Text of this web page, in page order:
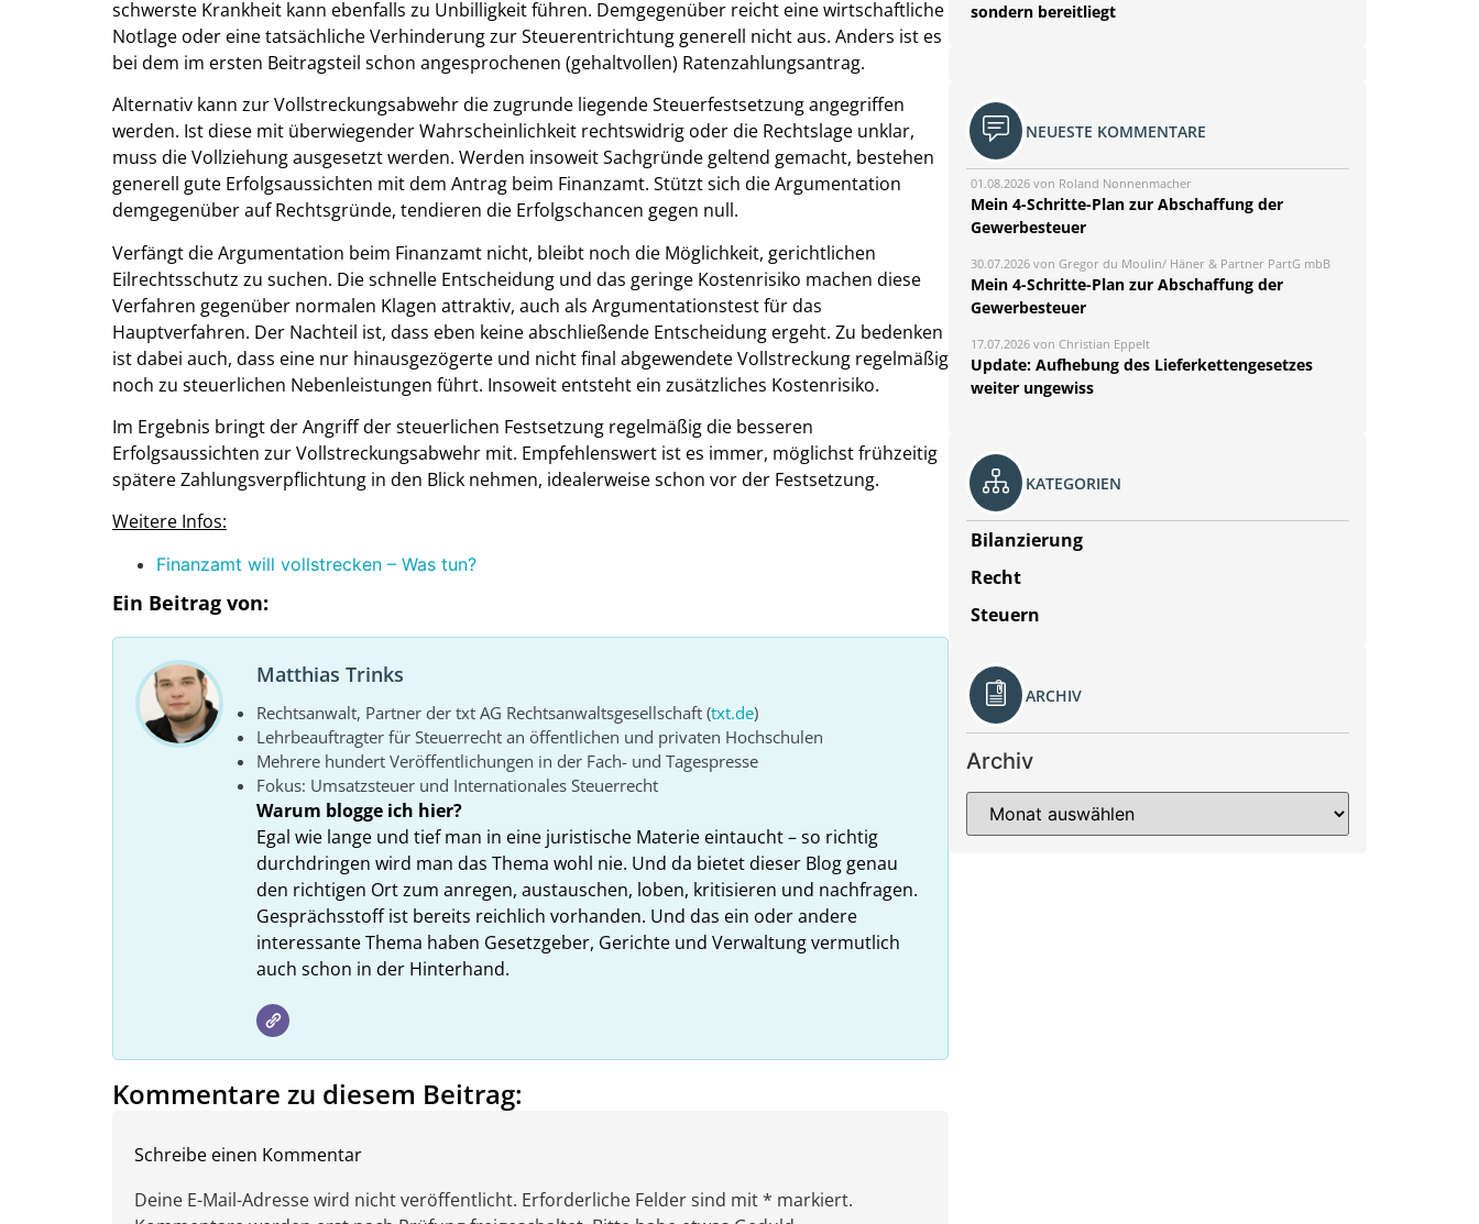
schwerste Krankheit kann ebenfalls zu Unbilligkeit führen. Demgegenüber reicht eine wirtschaftliche
Notlage oder eine tatsächliche Verhinderung zur Steuerentrichtung generell nicht aus. Anders ist es
bei dem im ersten Beitragsteil schon angesprochenen (gehaltvollen) Ratenzahlungsantrag.
Alternativ kann zur Vollstreckungsabwehr die zugrunde liegende Steuerfestsetzung angegriffen
werden. Ist diese mit überwiegender Wahrscheinlichkeit rechtswidrig oder die Rechtslage unklar,
muss die Vollziehung ausgesetzt werden. Werden insoweit Sachgründe geltend gemacht, bestehen
generell gute Erfolgsaussichten mit dem Antrag beim Finanzamt. Stützt sich die Argumentation
demgegenüber auf Rechtsgründe, tendieren die Erfolgschancen gegen null.
Verfängt die Argumentation beim Finanzamt nicht, bleibt noch die Möglichkeit, gerichtlichen
Eilrechtsschutz zu suchen. Die schnelle Entscheidung und das geringe Kostenrisiko machen diese
Verfahren gegenüber normalen Klagen attraktiv, auch als Argumentationstest für das
Hauptverfahren. Der Nachteil ist, dass eben keine abschließende Entscheidung ergeht. Zu bedenken
ist dabei auch, dass eine nur hinausgezögerte und nicht final abgewendete Vollstreckung regelmäßig
noch zu steuerlichen Nebenleistungen führt. Insoweit entsteht ein zusätzliches Kostenrisiko.
Im Ergebnis bringt der Angriff der steuerlichen Festsetzung regelmäßig die besseren
Erfolgsaussichten zur Vollstreckungsabwehr mit. Empfehlenswert ist es immer, möglichst frühzeitig
spätere Zahlungsverpflichtung in den Blick nehmen, idealerweise schon vor der Festsetzung.
Weitere Infos:
Finanzamt will vollstrecken – Was tun?
Ein Beitrag von:
Matthias Trinks
Rechtsanwalt, Partner der txt AG Rechtsanwaltsgesellschaft (txt.de)
Lehrbeauftragter für Steuerrecht an öffentlichen und privaten Hochschulen
Mehrere hundert Veröffentlichungen in der Fach- und Tagespresse
Fokus: Umsatzsteuer und Internationales Steuerrecht
Warum blogge ich hier?
Egal wie lange und tief man in eine juristische Materie eintaucht – so richtig
durchdringen wird man das Thema wohl nie. Und da bietet dieser Blog genau
den richtigen Ort zum anregen, austauschen, loben, kritisieren und nachfragen.
Gesprächsstoff ist bereits reichlich vorhanden. Und das ein oder andere
interessante Thema haben Gesetzgeber, Gerichte und Verwaltung vermutlich
auch schon in der Hinterhand.
Kommentare zu diesem Beitrag:
Schreibe einen Kommentar
Deine E-Mail-Adresse wird nicht veröffentlicht. Erforderliche Felder sind mit * markiert.
sondern bereitliegt
NEUESTE KOMMENTARE
01.08.2026 von Roland Nonnenmacher
Mein 4-Schritte-Plan zur Abschaffung der
Gewerbesteuer
30.07.2026 von Gregor du Moulin/ Häner & Partner PartG mbB
Mein 4-Schritte-Plan zur Abschaffung der
Gewerbesteuer
17.07.2026 von Christian Eppelt
Update: Aufhebung des Lieferkettengesetzes
weiter ungewiss
KATEGORIEN
Bilanzierung
Recht
Steuern
ARCHIV
Archiv